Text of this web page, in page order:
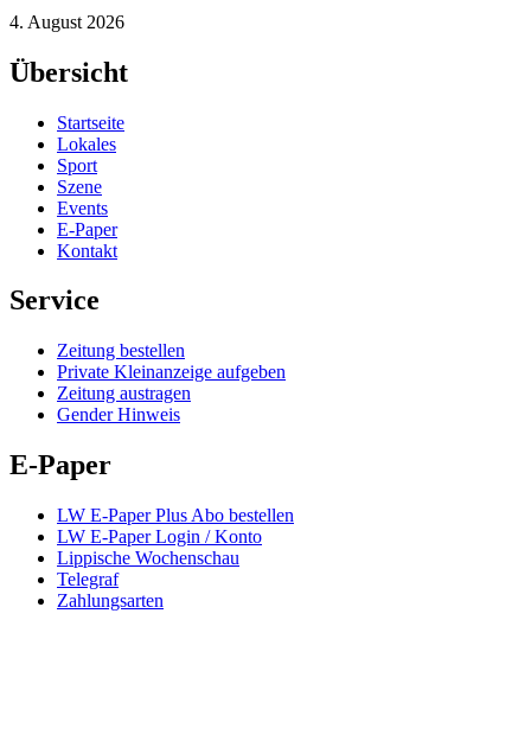
4. August 2026
Übersicht
Startseite
Lokales
Sport
Szene
Events
E-Paper
Kontakt
Service
Zeitung bestellen
Private Kleinanzeige aufgeben
Zeitung austragen
Gender Hinweis
E-Paper
LW E-Paper Plus Abo bestellen
LW E-Paper Login / Konto
Lippische Wochenschau
Telegraf
Zahlungsarten